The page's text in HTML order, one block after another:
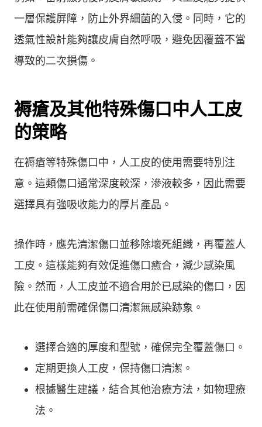
一層保護屏障，防止外界細菌的入侵。同時，它的
透氣性設計能夠讓皮膚自然呼吸，避免因覆蓋不當
導致的二次損傷。
褥瘡及其他特殊傷口中人工皮
的策略
在褥瘡等特殊傷口中，人工皮的使用需要特別注
意。這類傷口通常深度較深，滲液較多，因此需要
選擇具有強吸收能力的厚片產品。
操作時，應先清潔傷口並移除壞死組織，再覆蓋人
工皮。這樣能夠有效促進傷口癒合，減少感染風
險。然而，人工皮並不適合用於已感染的傷口，因
此在使用前需確保傷口清潔無感染跡象。
選擇合適的厚度和型號，確保完全覆蓋傷口。
定期更換人工皮，保持傷口清潔。
根據醫生建議，結合其他治療方法，如物理療
法。